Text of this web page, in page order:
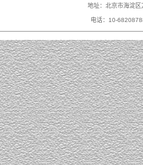
地址：北京市海淀
电话：10-